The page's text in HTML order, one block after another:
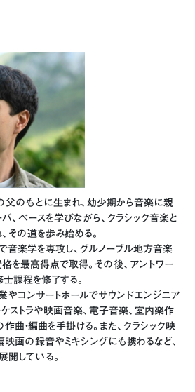
父のもとに生まれ、幼少期から音楽に親
バ、ベースを学びながら、クラシック音楽と
その道を歩み始める。
音楽学を専攻し、グルノーブル地方音楽
を最高得点で取得。その後、アントワー
課程を修了する。
やコンサートホールでサウンドエンジニア
ストラや映画音楽、電子音楽、室内楽作
曲・編曲を手掛ける。また、クラシック映
映画の録音やミキシングにも携わるなど、
開している。